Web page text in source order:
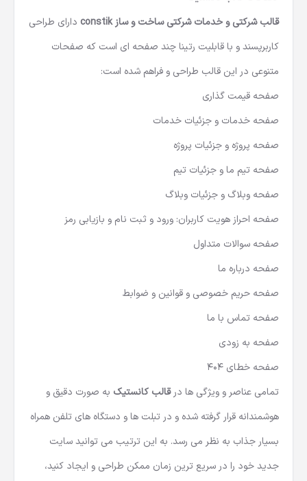
قالب شرکتی و خدمات شرکتی ساخت و ساز constik
دارای طراحی
کاربرپسند و با قابلیت رتینا چند صفحه ای است که صفحات
متنوعی در این قالب طراحی و فراهم شده است:
صفحه قیمت گذاری
صفحه خدمات و جزئیات خدمات
صفحه پروژه و جزئیات پروژه
صفحه تیم ما و جزئیات تیم
صفحه وبلاگ و جزئیات وبلاگ
صفحه احراز هویت کاربران: ورود و ثبت نام و بازیابی رمز
صفحه سوالات متداول
صفحه درباره ما
صفحه حریم خصوصی و قوانین و ضوابط
صفحه تماس با ما
صفحه به زودی
صفحه خطای 404
تمامی عناصر و ویژگی ها درقالب کانستیک به صورت دقیق و
هوشمندانه قرار گرفته شده و در تبلت ها و دستگاه های تلفن همراه
بسیار جذاب به نظر می رسد. به این ترتیب می توانید سایت
جدید خود را در سریع ترین زمان ممکن طراحی و ایجاد کنید،